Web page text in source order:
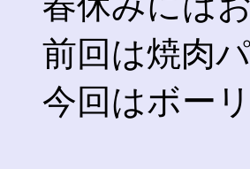
前回は焼肉
今回はボー